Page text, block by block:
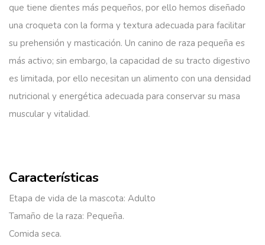
que tiene dientes más pequeños, por ello hemos diseñado
una croqueta con la forma y textura adecuada para facilitar
su prehensión y masticación. Un canino de raza pequeña es
más activo; sin embargo, la capacidad de su tracto digestivo
es limitada, por ello necesitan un alimento con una densidad
nutricional y energética adecuada para conservar su masa
muscular y vitalidad.
Características
Etapa de vida de la mascota: Adulto
Tamaño de la raza: Pequeña.
Comida seca.